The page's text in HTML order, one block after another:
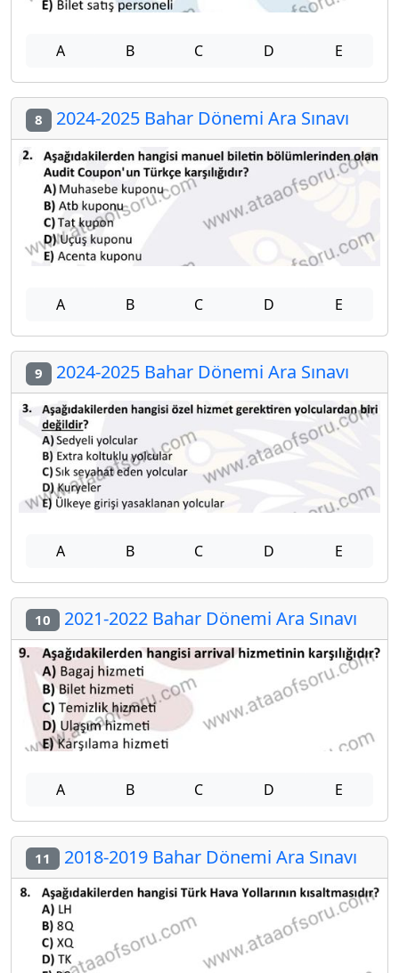
A B C D E
8 2024-2025 Bahar Dönemi Ara Sınavı
A B C D E
9 2024-2025 Bahar Dönemi Ara Sınavı
A B C D E
10 2021-2022 Bahar Dönemi Ara Sınavı
A B C D E
11 2018-2019 Bahar Dönemi Ara Sınavı